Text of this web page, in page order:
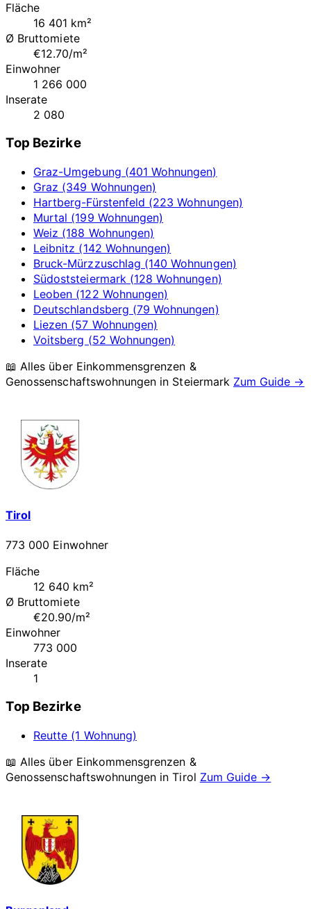
Fläche
16 401 km²
Ø Bruttomiete
€12.70/m²
Einwohner
1 266 000
Inserate
2 080
Top Bezirke
Graz-Umgebung (401 Wohnungen)
Graz (349 Wohnungen)
Hartberg-Fürstenfeld (223 Wohnungen)
Murtal (199 Wohnungen)
Weiz (188 Wohnungen)
Leibnitz (142 Wohnungen)
Bruck-Mürzzuschlag (140 Wohnungen)
Südoststeiermark (128 Wohnungen)
Leoben (122 Wohnungen)
Deutschlandsberg (79 Wohnungen)
Liezen (57 Wohnungen)
Voitsberg (52 Wohnungen)
📖 Alles über Einkommensgrenzen &
Genossenschaftswohnungen in Steiermark Zum Guide →
Tirol
773 000 Einwohner
Fläche
12 640 km²
Ø Bruttomiete
€20.90/m²
Einwohner
773 000
Inserate
1
Top Bezirke
Reutte (1 Wohnung)
📖 Alles über Einkommensgrenzen &
Genossenschaftswohnungen inTirol Zum Guide →